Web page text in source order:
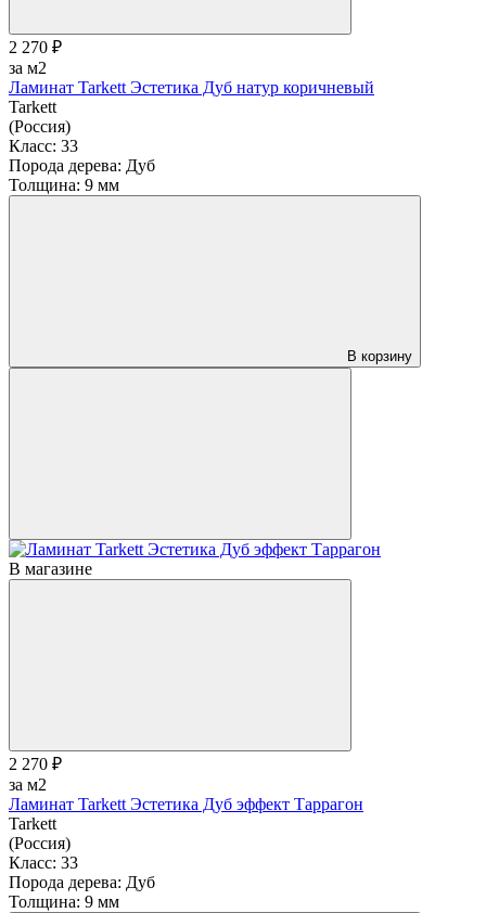
2 270 ₽
за м2
Ламинат Tarkett Эстетика Дуб натур коричневый
Tarkett
(Россия)
Класс: 33
Порода дерева: Дуб
Толщина: 9 мм
В корзину
В магазине
2 270 ₽
за м2
Ламинат Tarkett Эстетика Дуб эффект Таррагон
Tarkett
(Россия)
Класс: 33
Порода дерева: Дуб
Толщина: 9 мм